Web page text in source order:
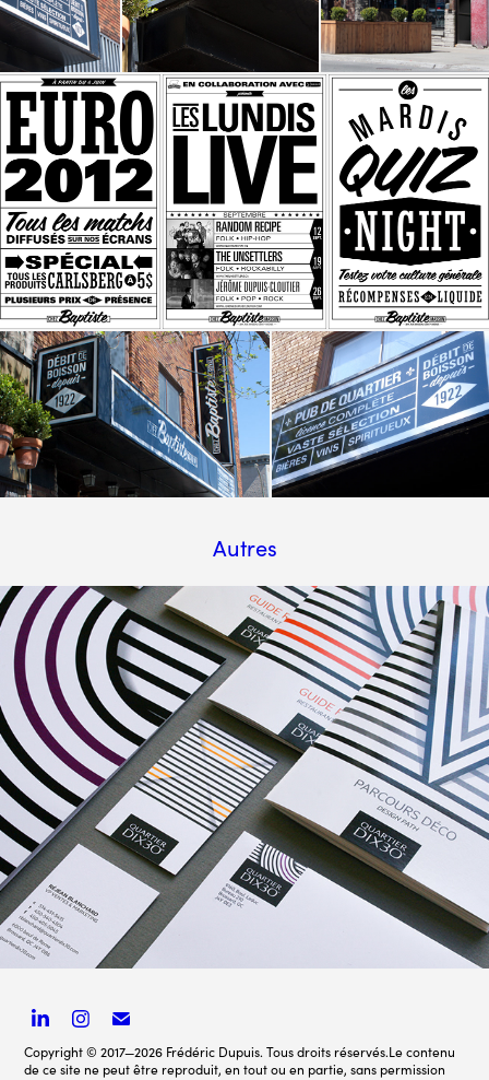
Autres
Quartier DIX30
Copyright © 2017—2026 Frédéric Dupuis. Tous droits réservés.Le contenu
de ce site ne peut être reproduit, en tout ou en partie, sans permission